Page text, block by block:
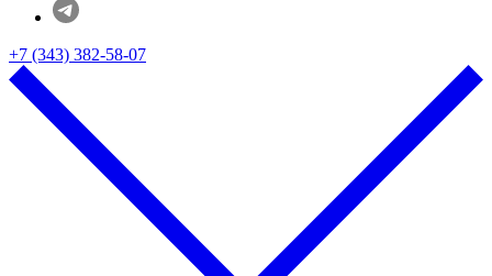
+7 (343) 382-58-07